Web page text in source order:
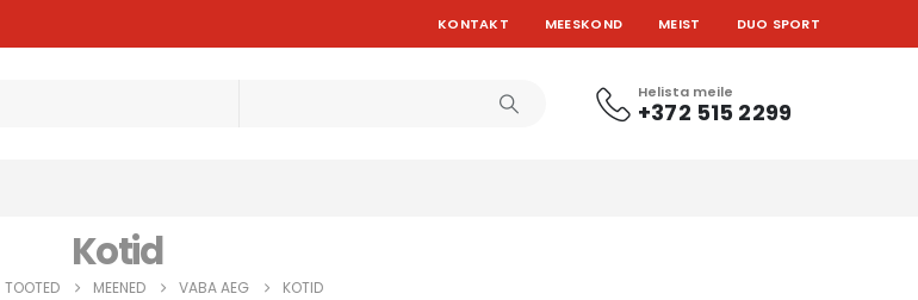
KONTAKT MEESKOND MEIST DUO SPORT
Helista meile
+372 515 2299
Kotid
TOOTED MEENED VABA AEG KOTID